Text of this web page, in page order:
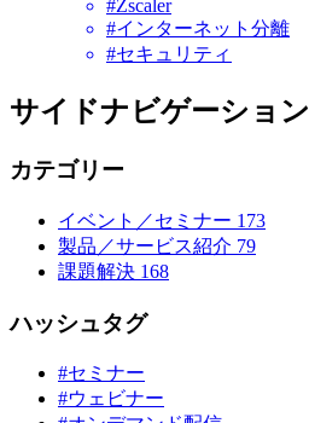
#Zscaler
#インターネット分離
#セキュリティ
サイドナビゲーション
カテゴリー
イベント／セミナー 173
製品／サービス紹介 79
課題解決 168
ハッシュタグ
#セミナー
#ウェビナー